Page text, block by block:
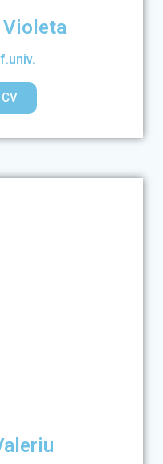
Violeta